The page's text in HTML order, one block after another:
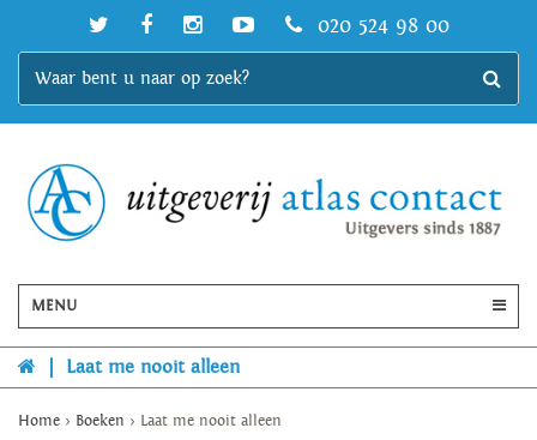
020 524 98 00
MENU
Laat me nooit alleen
Home > Boeken > Laat me nooit alleen